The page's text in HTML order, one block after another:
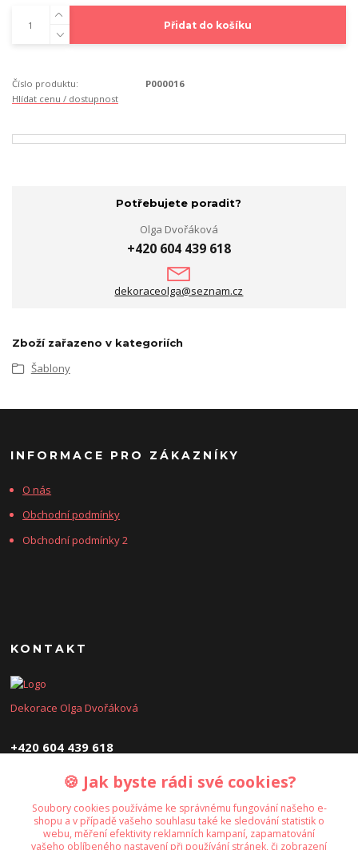
Přidat do košíku
Číslo produktu:
P000016
Hlídat cenu / dostupnost
Potřebujete poradit?
Olga Dvořáková
+420 604 439 618
dekoraceolga@seznam.cz
Zboží zařazeno v kategoriích
Šablony
INFORMACE PRO ZÁKAZNÍKY
O nás
Obchodní podmínky
Obchodní podmínky 2
KONTAKT
Dekorace Olga Dvořáková
+420 604 439 618
dekoraceolga@seznam.cz
🍪 Jak byste rádi své cookies?
Soubory cookies používáme ke správnému fungování našeho e-
shopu a v případě vašeho souhlasu také ke sledování statistik o
webu, měření efektivity reklamních kampaní, zapamatování
vašeho oblíbeného nastavení při používání stránek, či zobrazení